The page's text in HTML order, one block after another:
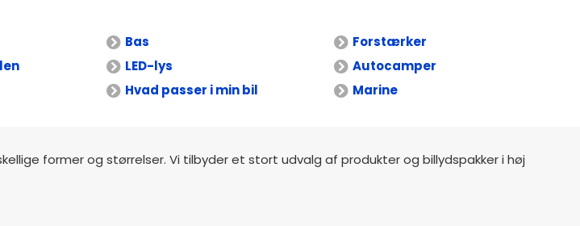
Bas
Forstærker
LED-lys
Autocamper
Hvad passer i min bil Marine
former og størrelser. Vi tilbyder et stort udvalg af produkter og billydspakker i høj